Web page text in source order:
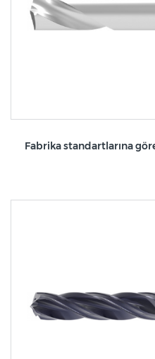
Fabrika standartlarına